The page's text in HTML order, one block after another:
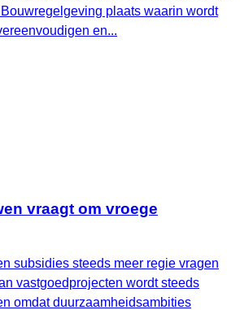
plaats waarin wordt
en...
vraagt om vroege
subsidies steeds meer regie vragen
vastgoedprojecten wordt steeds
omdat duurzaamheidsambities